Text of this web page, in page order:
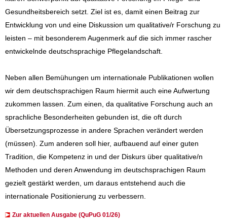
Gesundheitsbereich setzt. Ziel ist es, damit einen Beitrag zur
Entwicklung von und eine Diskussion um qualitative/r Forschung zu
leisten – mit besonderem Augenmerk auf die sich immer rascher
entwickelnde deutschsprachige Pflegelandschaft.
Neben allen Bemühungen um internationale Publikationen wollen
wir dem deutschsprachigen Raum hiermit auch eine Aufwertung
zukommen lassen. Zum einen, da qualitative Forschung auch an
sprachliche Besonderheiten gebunden ist, die oft durch
Übersetzungsprozesse in andere Sprachen verändert werden
(müssen). Zum anderen soll hier, aufbauend auf einer guten
Tradition, die Kompetenz in und der Diskurs über qualitative/n
Methoden und deren Anwendung im deutschsprachigen Raum
gezielt gestärkt werden, um daraus entstehend auch die
internationale Positionierung zu verbessern.
Zur aktuellen Ausgabe (QuPuG 01/26)